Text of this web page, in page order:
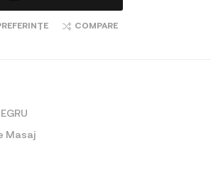
COMPARE
Masaj